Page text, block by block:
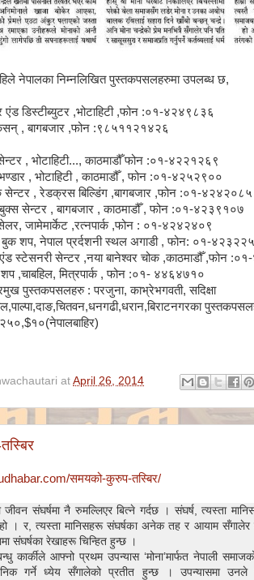
नेपालका निम्नलिखित पुस्तकपसलहरुमा उपलब्ध छ,
डिस्टीब्युटर ,भोटाहिटी ,फोन :०१-४२४९८३६
, बागबजार ,फोन :९८५११२१४२६
, भोटाहिटी..., काठमाडौँ फोन :०१-४२२१२६९
, भोटाहिटी , काठमाडौँ , फोन :०१-४२५२९००
सेन्टर , रेडक्रस बिल्डिंग ,बागबजार ,फोन :०१-४२४२०८५
बुक्स सेन्टर , बागबजार , काठमाडौँ , फोन :०१-४२३९१०७
जामेमार्केट ,रत्नपार्क ,फोन : ०१-४२४२४०९
शप, नेपाल प्रर्दशनी स्थल अगाडी , फोन: ०१-
एंड स्टेसनरी सेन्टर ,नया बानेश्वर चोक ,काठमाडौँ ,फोन
,चाबहिल, मित्रपार्क , फोन :०१- ४४६४७१०
पुस्तकपसलहरु : परजुना, काभ्रेभगवती, सदिक्षा
at April 26, 2014
समयको-कुरुप-तस्बिर/
जीवन संघर्षमा नै रुमल्लिएर बित्ने गर्दछ । संघर्ष, त्यस्ता
। र, त्यस्ता मानिसहरू संघर्षका अनेक तह र आयाम सँगालेर
संघर्षका रेखाहरू चिन्हित हुन्छ ।
कार्कीले आफ्नो प्रथम उपन्यास ‘मोना’मार्फत नेपाली
गर्ने ध्येय सँगालेको प्रतीत हुन्छ । उपन्यासमा उनले